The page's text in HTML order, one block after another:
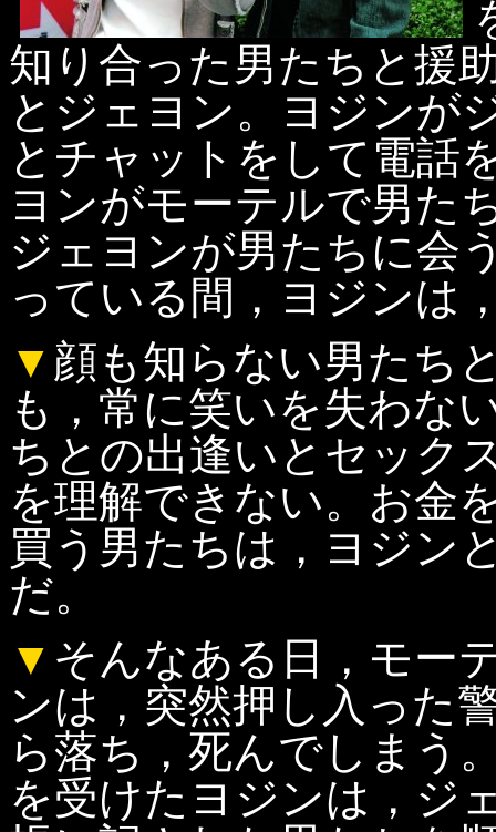
知り合った男たちと援
とジェヨン。ヨジンが
とチャットをして電話
ヨンがモーテルで男た
ジェヨンが男たちに会
っている間，ヨジンは
▼ 顔も知らない男たち
も，常に笑いを失わな
ちとの出逢いとセック
を理解できない。お金
買う男たちは，ヨジン
だ。
▼ そんなある日，モー
ンは，突然押し入った
ら落ち，死んでしまう
を受けたヨジンは，ジ